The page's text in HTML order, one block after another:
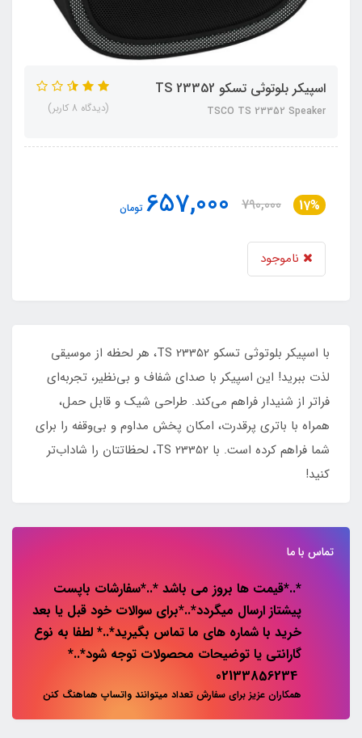
اسپیکر بلوتوثی تسکو TS 23352
TSCO TS 23352 Speaker (دیدگاه 8 کاربر)
17%
790,000
657,000 تومان
ناموجود
با اسپیکر بلوتوثی تسکو TS 23352، هر لحظه از موسیقی
لذت ببرید! این اسپیکر با صدای شفاف و بی‌نظیر، تجربه‌ای
فراتر از شنیدار فراهم می‌کند. طراحی شیک و قابل حمل،
همراه با باتری پرقدرت، امکان پخش مداوم و بی‌وقفه را برای
شما فراهم کرده است. با TS 23352، لحظاتتان را شاداب‌تر
کنید!
تماس با ما
*..*قیمت ها بروز می باشد *..*سفارشات باپست
پیشتاز ارسال میگردد*..*برای سوالات خود قبل یا بعد
خرید با شماره های ما تماس بگیرید*..* لطفا به نوع
گارانتی یا توضیحات محصولات توجه شود*..*
همکاران عزیز برای سفارش تعداد میتوانند واتساپ هماهنگ کنن